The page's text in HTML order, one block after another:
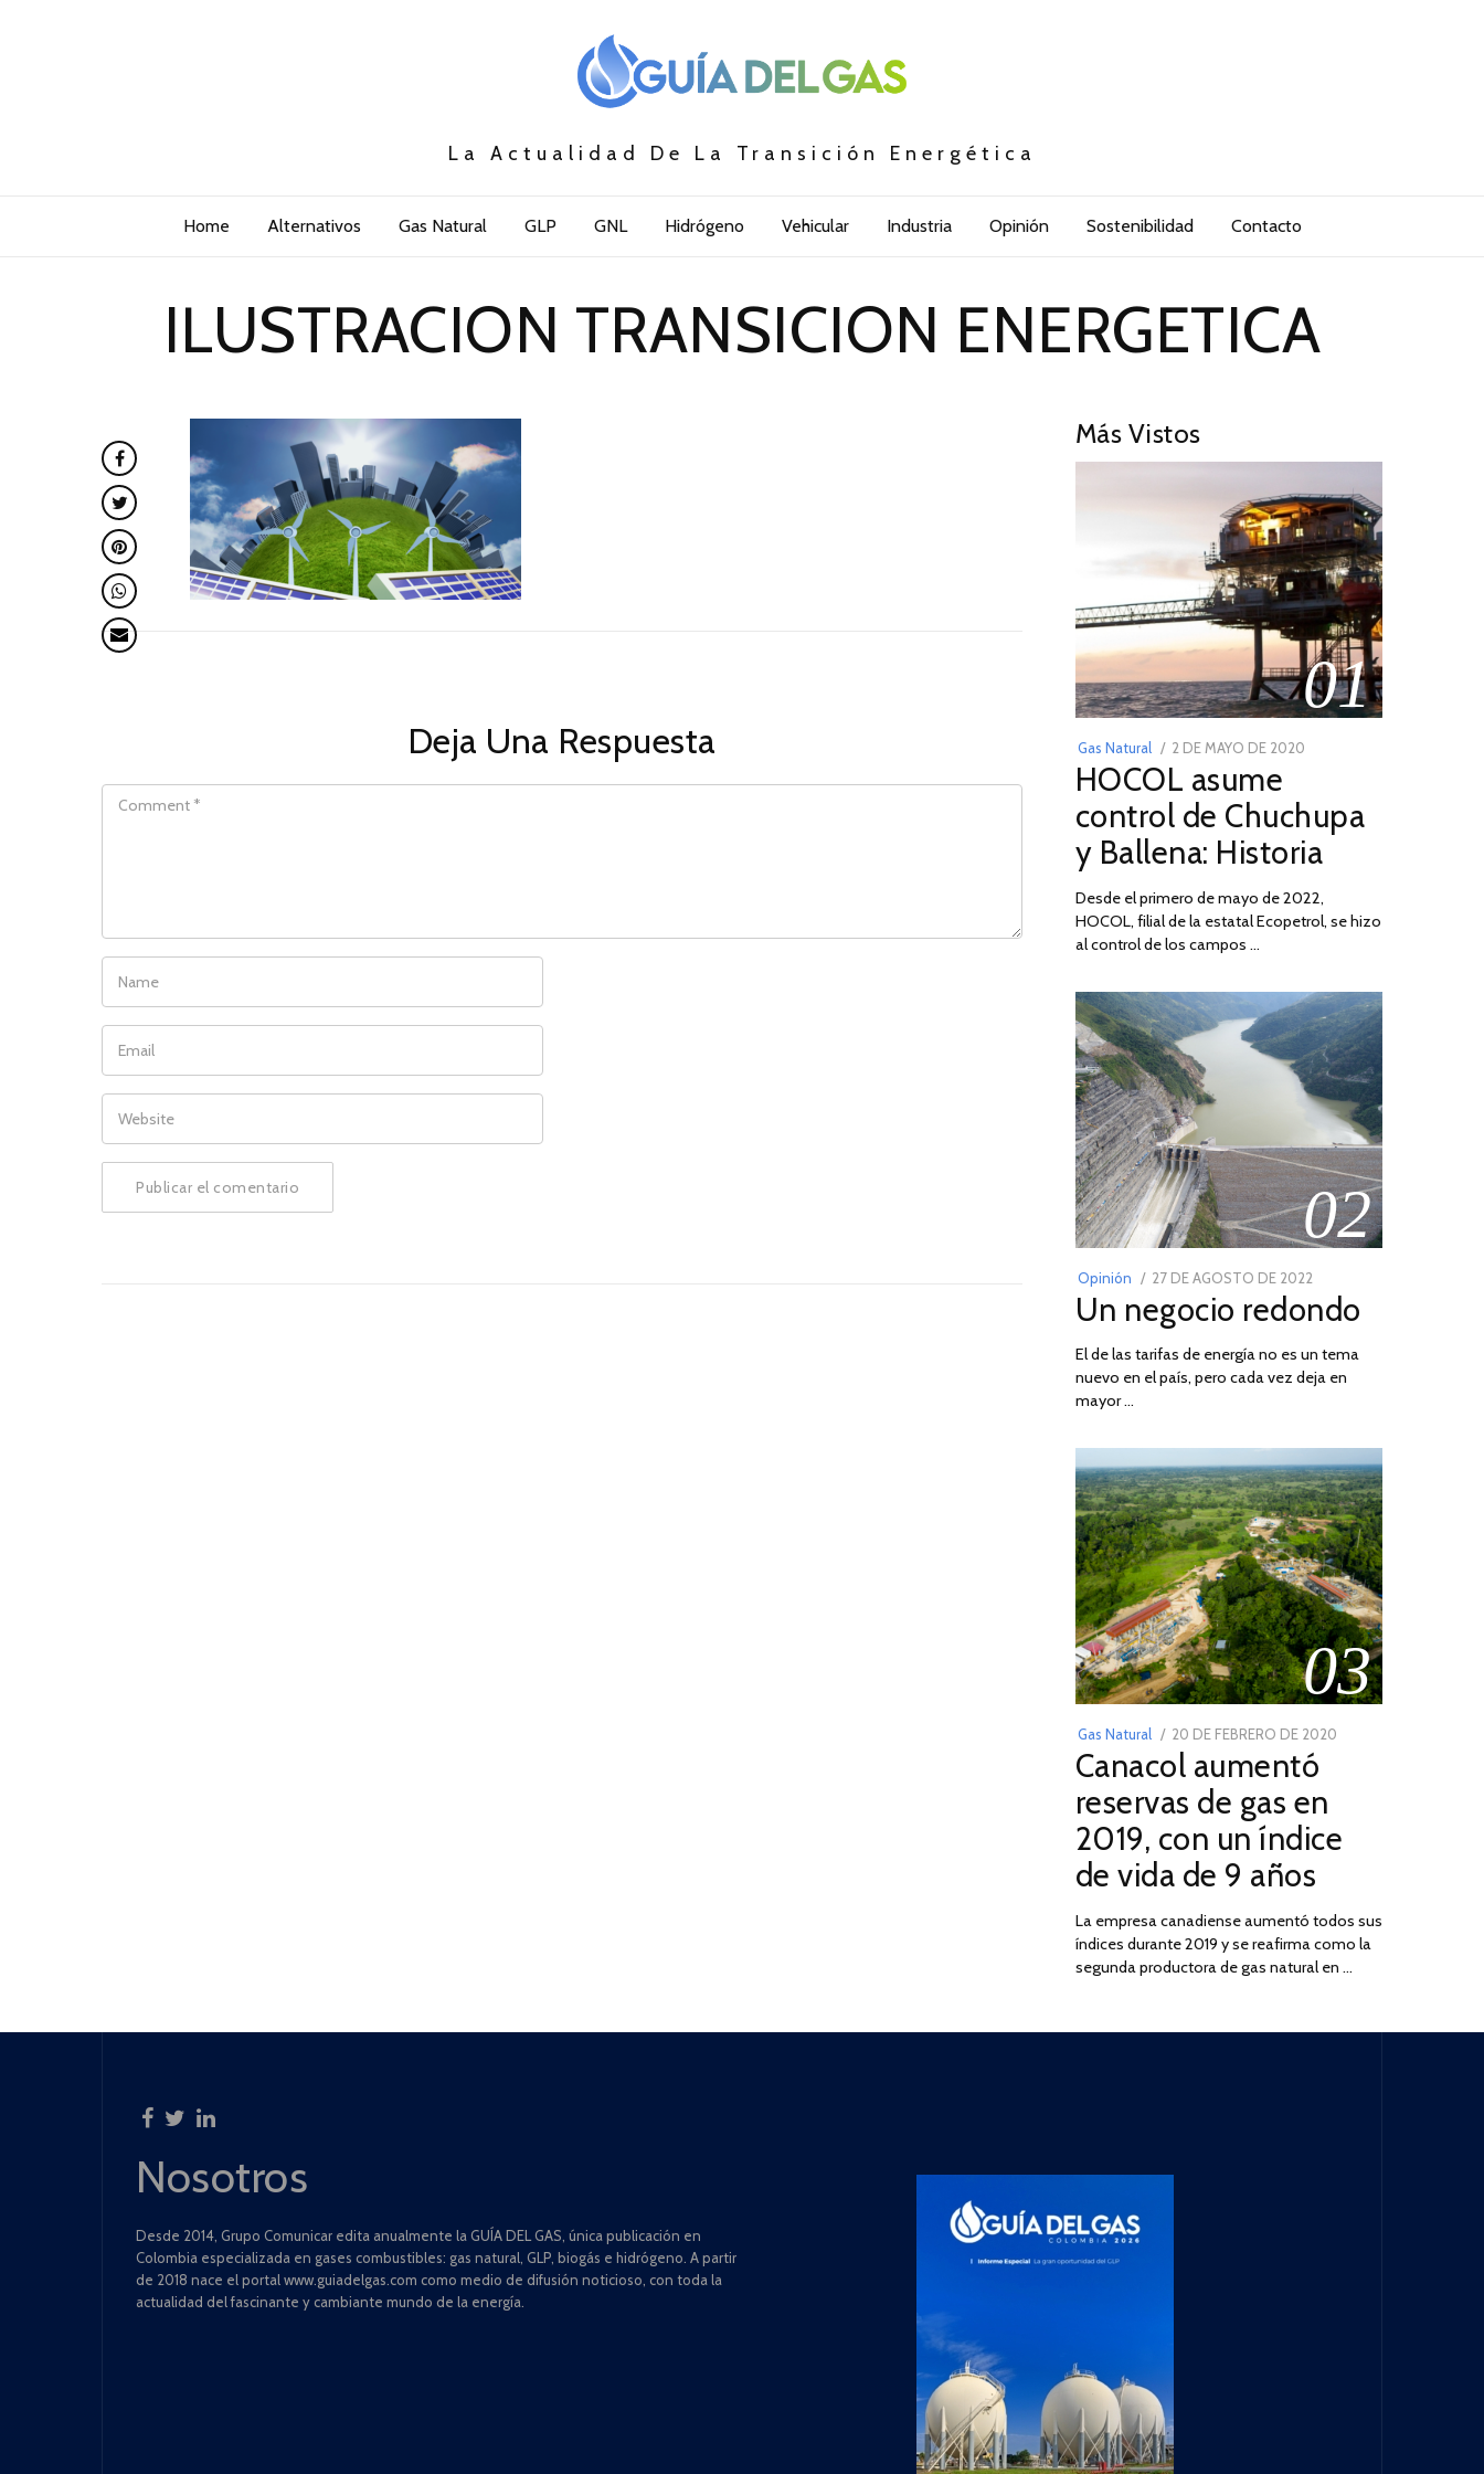
La Actualidad De La Transición Energética
Home Alternativos Gas Natural GLP GNL Hidrógeno Vehicular Industria Opinión Sostenibilidad Contacto
ILUSTRACION TRANSICION ENERGETICA
Deja Una Respuesta
Más Vistos
01
Gas Natural
POSTED
ON
2 DE MAYO DE 2020
DE
2026
HOCOL asume
control de Chuchupa
y Ballena: Historia
Desde el primero de mayo de 2022,
HOCOL, filial de la estatal Ecopetrol, se hizo
al control de los campos …
02
Opinión
POSTED
ON
27 DE AGOSTO DE 2022
DE
DE
2022
Un negocio redondo
El de las tarifas de energía no es un tema
nuevo en el país, pero cada vez deja en
mayor …
03
Gas Natural
POSTED
ON
20 DE FEBRERO DE 2020
2025
Canacol aumentó
reservas de gas en
2019, con un índice
de vida de 9 años
La empresa canadiense aumentó todos sus
índices durante 2019 y se reafirma como la
segunda productora de gas natural en …
Nosotros
Desde 2014, Grupo Comunicar edita anualmente la GUÍA DEL GAS, única publicación en
Colombia especializada en gases combustibles: gas natural, GLP, biogás e hidrógeno. A partir
de 2018 nace el portal www.guiadelgas.com como medio de difusión noticioso, con toda la
actualidad del fascinante y cambiante mundo de la energía.